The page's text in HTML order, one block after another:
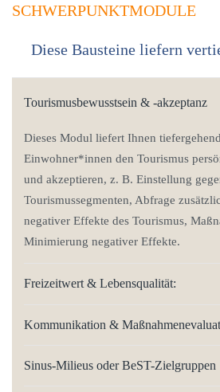
SCHWERPUNKTMODULE
Diese Bausteine liefern
Tourismusbewusstsein & -akzeptanz
Dieses Modul liefert Ihnen
Einwohner*innen den Tourismus
und akzeptieren, z. B. Einstellung
Tourismussegmenten, Abfrage
negativer Effekte des Tourismus,
Minimierung negativer Effekte.
Freizeitwert & Lebensqualität:
Kommunikation &
Sinus-Milieus oder BeST-Zielgruppen